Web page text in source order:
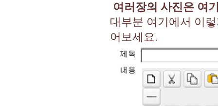
여러장의 사진은 여
대부분 여기에서 이
어보세요.